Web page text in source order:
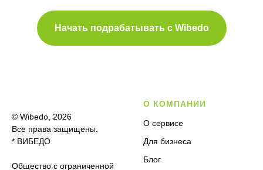
Начать подрабатывать с Wibedo
© Wibedo, 2026
Все права защищены.
* ВИБЕДО
Общество с ограниченной
О КОМПАНИИ
О сервисе
Для бизнеса
Блог